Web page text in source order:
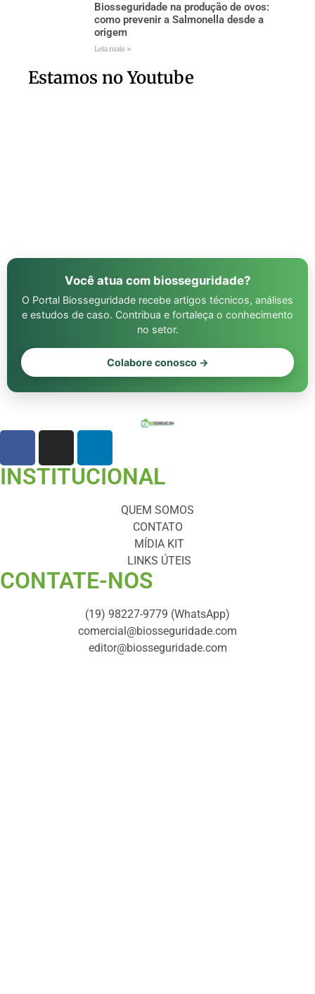
Biosseguridade na produção de ovos:
como prevenir a Salmonella desde a
origem
Leia mais »
Estamos no Youtube
Você atua com biosseguridade?
O Portal Biosseguridade recebe artigos técnicos, análises
e estudos de caso. Contribua e fortaleça o conhecimento
no setor.
Colabore conosco →
INSTITUCIONAL
QUEM SOMOS
CONTATO
MÍDIA KIT
LINKS ÚTEIS
CONTATE-NOS ​
(19) 98227-9779 (WhatsApp)
comercial@biosseguridade.com
editor@biosseguridade.com